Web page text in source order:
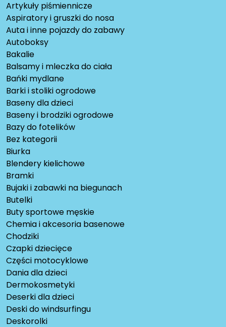
Artykuły piśmiennicze
Aspiratory i gruszki do nosa
Auta i inne pojazdy do zabawy
Autoboksy
Bakalie
Balsamy i mleczka do ciała
Bańki mydlane
Barki i stoliki ogrodowe
Baseny dla dzieci
Baseny i brodziki ogrodowe
Bazy do fotelików
Bez kategorii
Biurka
Blendery kielichowe
Bramki
Bujaki i zabawki na biegunach
Butelki
Buty sportowe męskie
Chemia i akcesoria basenowe
Chodziki
Czapki dziecięce
Części motocyklowe
Dania dla dzieci
Dermokosmetyki
Deserki dla dzieci
Deski do windsurfingu
Deskorolki